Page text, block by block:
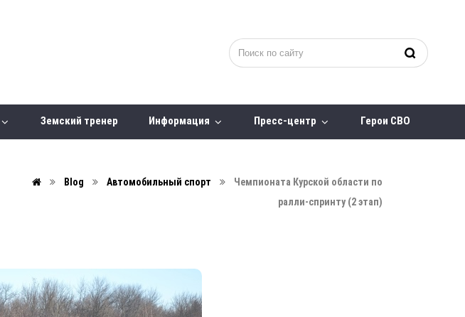
Земский тренер Информация Пресс-центр Герои СВО
Blog Автомобильный спорт
Чемпионата Курской области по
ралли-спринту (2 этап)